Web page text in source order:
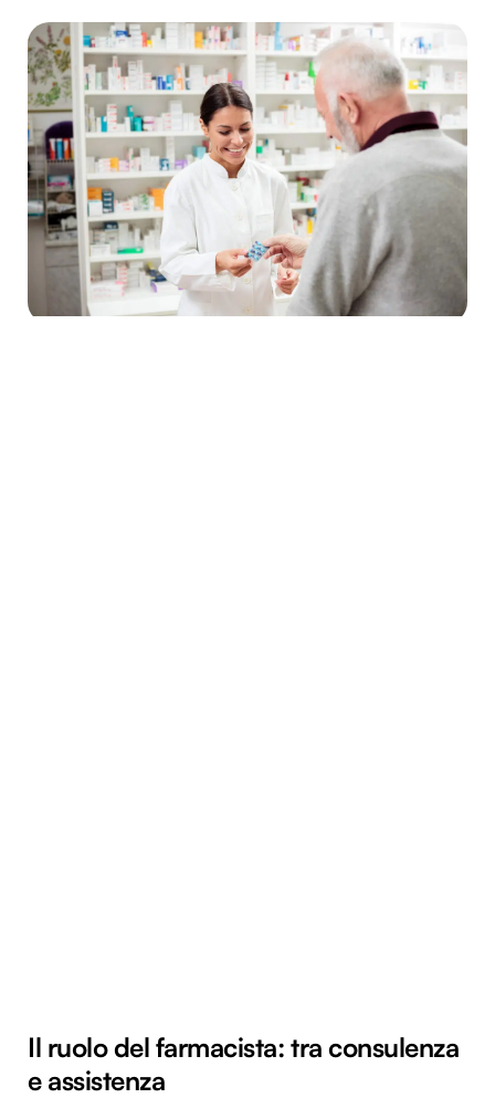
Il ruolo del farmacista: tra consulenza
e assistenza